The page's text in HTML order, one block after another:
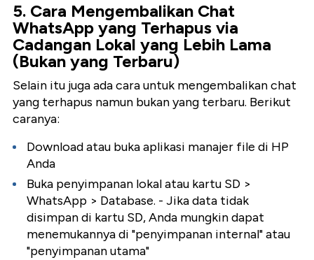
5. Cara Mengembalikan Chat
WhatsApp yang Terhapus via
Cadangan Lokal yang Lebih Lama
(Bukan yang Terbaru)
Selain itu juga ada cara untuk mengembalikan chat
yang terhapus namun bukan yang terbaru. Berikut
caranya:
Download atau buka aplikasi manajer file di HP
Anda
Buka penyimpanan lokal atau kartu SD >
WhatsApp > Database. - Jika data tidak
disimpan di kartu SD, Anda mungkin dapat
menemukannya di "penyimpanan internal" atau
"penyimpanan utama"